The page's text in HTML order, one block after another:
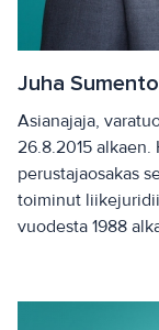
Juha
Asianajaja,
26.8.2015
perustajaosakas
toiminut
vuodesta 1988